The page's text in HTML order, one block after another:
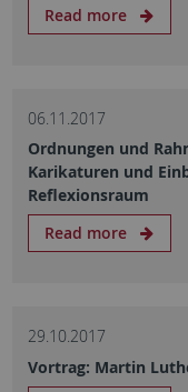
Read more
06.11.2017
Ordnungen und
Karikaturen und
Reflexionsraum
Read more
29.10.2017
Vortrag: Martin